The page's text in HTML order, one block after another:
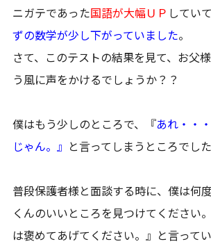
ニガテであった国語が大幅ＵＰ してい
ずの数学が少し下がっていました。
さて、このテストの結果を見て、お父
う風に声をかけるでしょうか？？
僕はもう少しのところで、『あれ・・
じゃん。』 と言ってしまうところでした
普段保護者様と面談する時に、僕は
くんのいいところを見つけてください
は褒めてあげてください。』と言って